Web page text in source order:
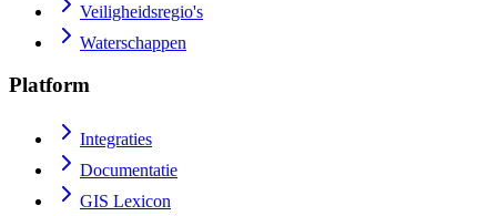
Veiligheidsregio's
Waterschappen
Platform
Integraties
Documentatie
GIS Lexicon